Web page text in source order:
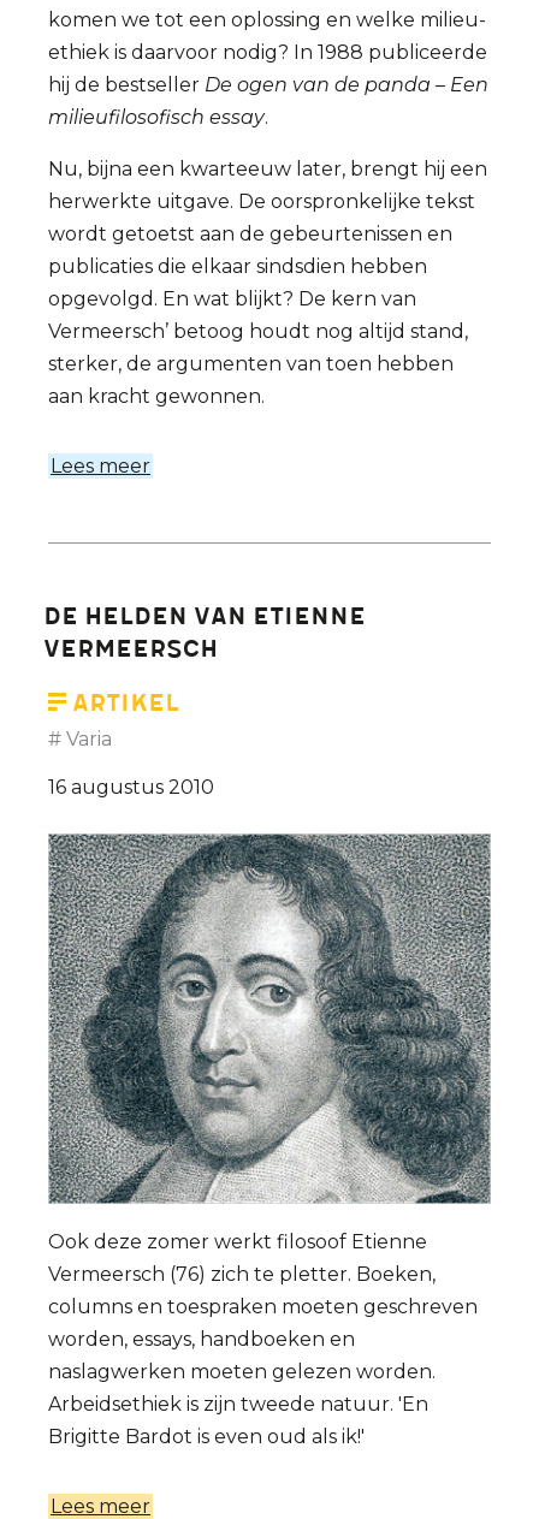
komen we tot een oplossing en welke milieu-
ethiek is daarvoor nodig? In 1988 publiceerde
hij de bestseller De ogen van de panda – Een
milieufilosofisch essay.
Nu, bijna een kwarteeuw later, brengt hij een
herwerkte uitgave. De oorspronkelijke tekst
wordt getoetst aan de gebeurtenissen en
publicaties die elkaar sindsdien hebben
opgevolgd. En wat blijkt? De kern van
Vermeersch’ betoog houdt nog altijd stand,
sterker, de argumenten van toen hebben
aan kracht gewonnen.
Lees meer
panda.
Een
kwarteeuw
De helden van Etienne
Vermeersch
Artikel
Varia
16 augustus 2010
Ook deze zomer werkt filosoof Etienne
Vermeersch (76) zich te pletter. Boeken,
columns en toespraken moeten geschreven
worden, essays, handboeken en
naslagwerken moeten gelezen worden.
Arbeidsethiek is zijn tweede natuur. 'En
Brigitte Bardot is even oud als ik!'
Lees meer